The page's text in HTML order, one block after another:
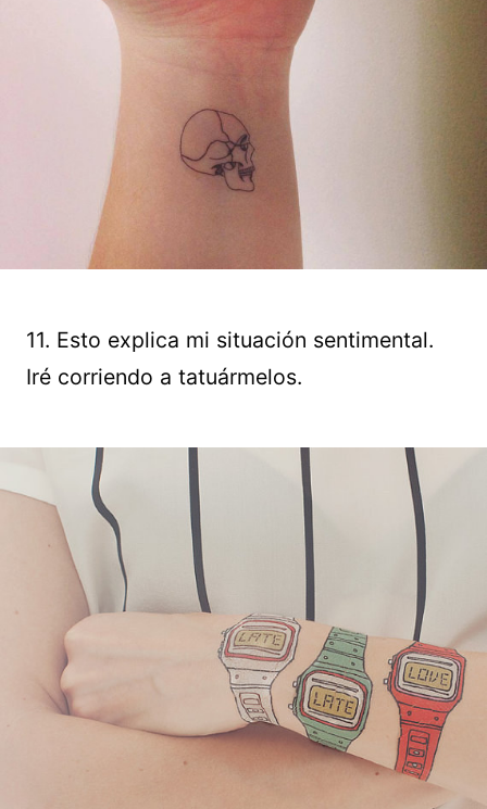
11. Esto explica mi situación sentimental.
Iré corriendo a tatuármelos.